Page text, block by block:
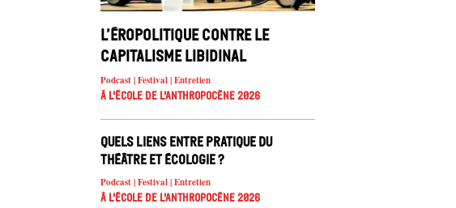
L’éropolitique contre le
capitalisme libidinal
Podcast | Festival | Entretien
À l'école de l'Anthropocène 2026
Quels liens entre pratique du
théâtre et écologie ?
Podcast | Festival | Entretien
À l'école de l'Anthropocène 2026